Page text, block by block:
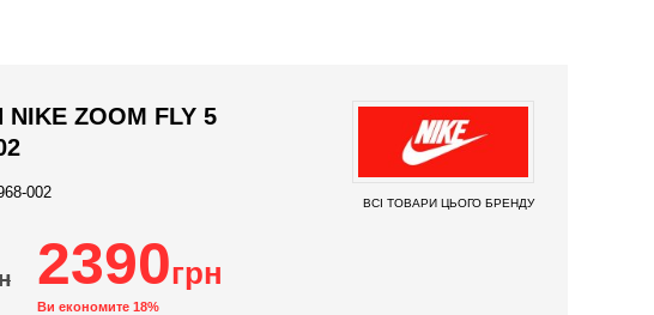
ZOOM FLY 5
002
ВСІ ТОВАРИ ЦЬОГО БРЕНДУ
2390грн
Ви економите 18%